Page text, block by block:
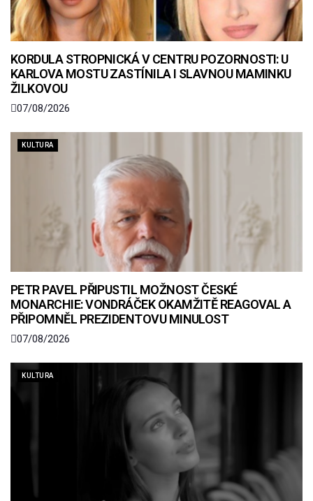
KORDULA STROPNICKÁ V CENTRU POZORNOSTI: U
KARLOVA MOSTU ZASTÍNILA I SLAVNOU MAMINKU
ŽILKOVOU
07/08/2026
KULTURA
PETR PAVEL PŘIPUSTIL MOŽNOST ČESKÉ
MONARCHIE: VONDRÁČEK OKAMŽITĚ REAGOVAL A
PŘIPOMNĚL PREZIDENTOVU MINULOST
07/08/2026
KULTURA